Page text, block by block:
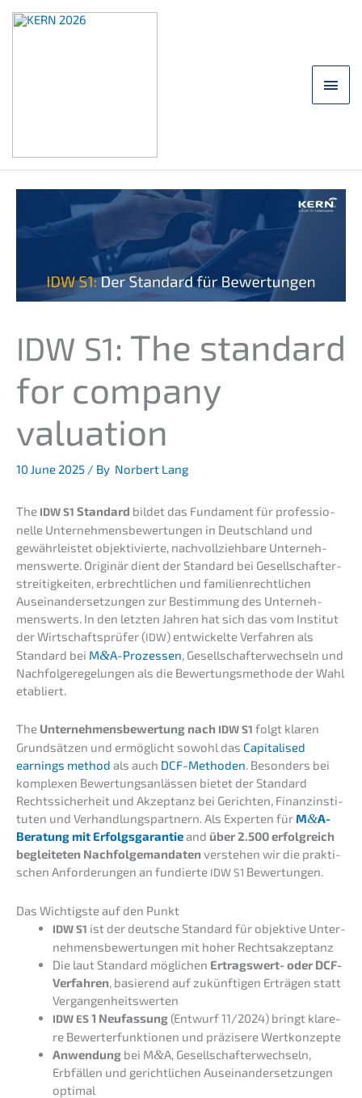
main
IDW S1: The standard
for compa­ny
valuation
10 June 2025 / By Norbert Lang
The IDWS1 Standard bildet das Funda­ment für profes­sio­
nel­le Unter­neh­mens­be­wer­tun­gen in Deutsch­land und
gewähr­leis­tet objek­ti­vier­te, nachvoll­zieh­ba­re Unter­neh­
mens­wer­te. Origi­när dient der Standard bei Gesell­schaf­ter­
strei­tig­kei­ten, erbrecht­li­chen und famili­en­recht­li­chen
Ausein­an­der­set­zun­gen zur Bestim­mung des Unter­neh­
mens­werts. In den letzten Jahren hat sich das vom Insti­tut
der Wirtschafts­prü­fer (IDW) entwi­ckel­te Verfah­ren als
Standard bei M&A-Prozessen, Gesell­schaf­ter­wech­seln und
Nachfol­ge­re­ge­lun­gen als die Bewer­tungs­me­tho­de der Wahl
etabliert.
The Unter­neh­mens­be­wer­tung nach IDWS1 folgt klaren
Grund­sät­zen und ermög­licht sowohl das Capita­li­sed
earnings method als auch DCF-Metho­den. Beson­ders bei
komple­xen Bewer­tungs­an­läs­sen bietet der Standard
Rechts­si­cher­heit und Akzep­tanz bei Gerich­ten, Finanz­in­sti­
tu­ten und Verhand­lungs­part­nern. Als Exper­ten fürM&A-
Beratung mit Erfolgs­ga­ran­tieand über 2.500 erfolg­reich
beglei­te­ten Nachfol­ge­man­da­ten verste­hen wir die prakti­
schen Anfor­de­run­gen an fundier­te IDWS1 Bewertungen.
Das Wichtigs­te auf den Punkt
IDWS1 ist der deutsche Standard für objek­ti­ve Unter­
neh­mens­be­wer­tun­gen mit hoher Rechtsakzeptanz
Die laut Standard mögli­chen Ertrags­wert- oder DCF-
Verfah­ren, basie­rend auf zukünf­ti­gen Erträ­gen statt
Vergangenheitswerten
IDW ES1 Neufas­sung (Entwurf 11/2024) bringt klare­
re Bewer­t­erfunk­tio­nen und präzi­se­re Wertkonzepte
Anwen­dung bei M&A, Gesell­schaf­ter­wech­seln,
Erbfäl­len und gericht­li­chen Ausein­an­der­set­zun­gen
optimal